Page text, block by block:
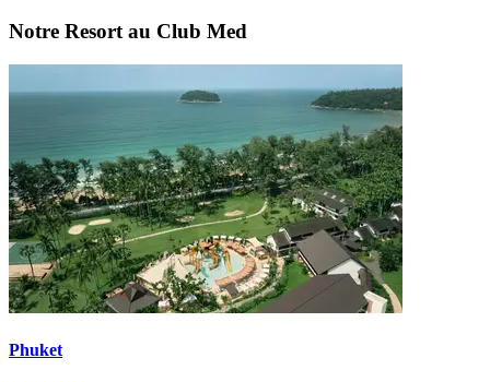
Notre Resort au Club Med
Phuket